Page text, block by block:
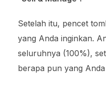
Setelah itu, pencet
yang Anda inginkan.
seluruhnya (100%),
berapa pun yang